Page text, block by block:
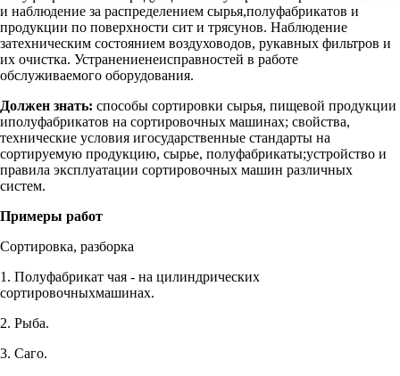
и наблюдение за распределением сырья,полуфабрикатов и
продукции по поверхности сит и трясунов. Наблюдение
затехническим состоянием воздуховодов, рукавных фильтров и
их очистка. Устранениенеисправностей в работе
обслуживаемого оборудования.
Должен знать: способы сортировки сырья, пищевой продукции
иполуфабрикатов на сортировочных машинах; свойства,
технические условия игосударственные стандарты на
сортируемую продукцию, сырье, полуфабрикаты;устройство и
правила эксплуатации сортировочных машин различных
систем.
Примеры работ
Сортировка, разборка
1. Полуфабрикат чая - на цилиндрических
сортировочныхмашинах.
2. Рыба.
3. Саго.